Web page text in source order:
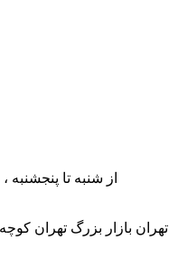
از شنبه تا پنجشنبه ، 8 تا 19 آماده پاسخگویی به شما هستیم
تهران بازار بزرگ تهران